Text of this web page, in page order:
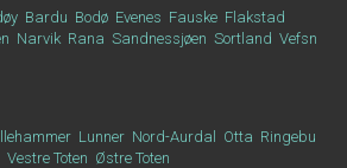
Bardu Bodø Evenes Fauske Flakstad
Narvik Rana Sandnessjøen Sortland Vefsn
Lunner Nord-Aurdal Otta Ringebu
Vestre Toten Østre Toten